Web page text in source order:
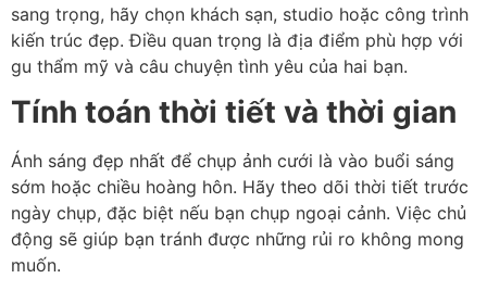
sang trọng, hãy chọn khách sạn, studio hoặc công trình
kiến trúc đẹp. Điều quan trọng là địa điểm phù hợp với
gu thẩm mỹ và câu chuyện tình yêu của hai bạn.
Tính toán thời tiết và thời gian
Ánh sáng đẹp nhất để chụp ảnh cưới là vào buổi sáng
sớm hoặc chiều hoàng hôn. Hãy theo dõi thời tiết trước
ngày chụp, đặc biệt nếu bạn chụp ngoại cảnh. Việc chủ
động sẽ giúp bạn tránh được những rủi ro không mong
muốn.